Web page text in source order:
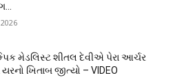
મેડલિસ્ટ શીતલ દેવીએ પેરા આર્ચર
ખિતાબ જીત્યો – VIDEO